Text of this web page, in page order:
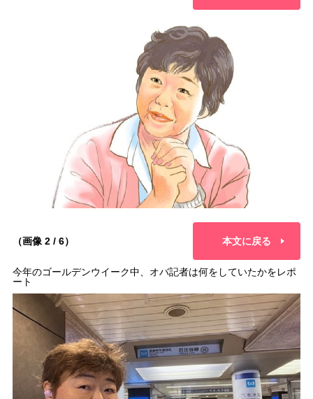
（画像 2 / 6） 本文に戻る
今年のゴールデンウイーク中、オバ記者は何をしていたかをレポ
ート